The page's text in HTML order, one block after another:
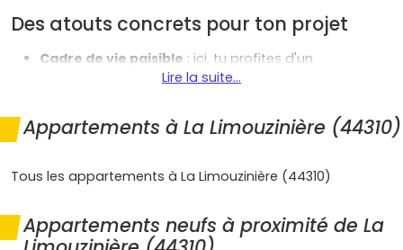
Des atouts concrets pour ton projet
Cadre de vie paisible : ici, tu profites d'un
environnement nature (vallée de la
services essentiels du
centre-bourg
(écoles,
commerces, santé).
axes versNantes,Saint-Philbert-de-Grand-Lieu
Nantessont rapidement accessibles.
Lire la suite...
Appartements à La Limouzinière (44310)
Tous les appartements à La Limouzinière (44310)
Appartements neufs à proximité de La